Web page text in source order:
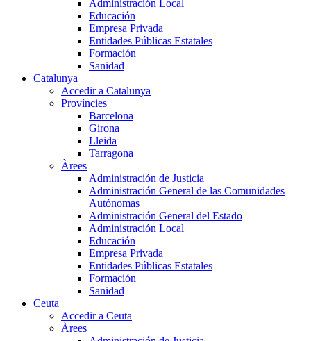
Administración Local
Educación
Empresa Privada
Entidades Públicas Estatales
Formación
Sanidad
Catalunya
Accedir a Catalunya
Províncies
Barcelona
Girona
Lleida
Tarragona
Àrees
Administración de Justicia
Administración General de las Comunidades
Autónomas
Administración General del Estado
Administración Local
Educación
Empresa Privada
Entidades Públicas Estatales
Formación
Sanidad
Ceuta
Accedir a Ceuta
Àrees